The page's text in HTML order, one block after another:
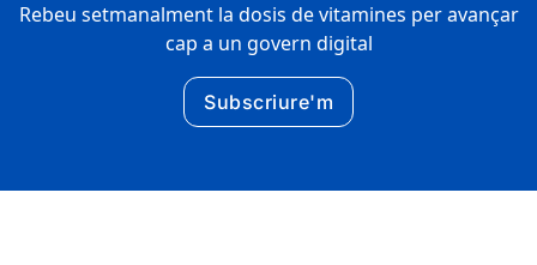
Rebeu setmanalment la dosis de vitamines per avançar
cap a un govern digital
Subscriure'm